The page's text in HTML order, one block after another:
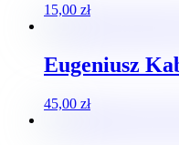
15,00 zł
Eugeniusz
45,00 zł